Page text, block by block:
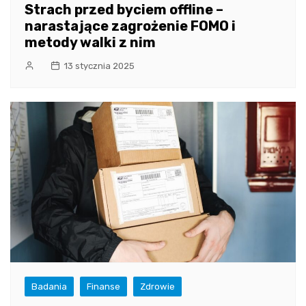
Strach przed byciem offline –
narastające zagrożenie FOMO i
metody walki z nim
13 stycznia 2025
Badania Finanse Zdrowie